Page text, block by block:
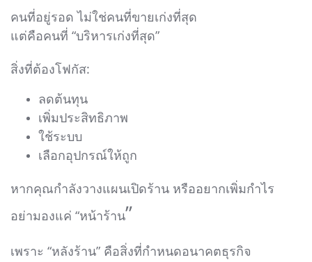
คนที่อยู่รอด ไม่ใช่คนที่ขายเก่งที่สุด
แต่คือคนที่ “บริหารเก่งที่สุด”
สิ่งที่ต้องโฟกัส:
ลดต้นทุน
เพิ่มประสิทธิภาพ
ใช้ระบบ
เลือกอุปกรณ์ให้ถูก
หากคุณกำลังวางแผนเปิดร้าน หรืออยากเพิ่มกำไร
อย่ามองแค่ “หน้าร้าน”
เพราะ “หลังร้าน” คือสิ่งที่กำหนดอนาคตธุรกิจ